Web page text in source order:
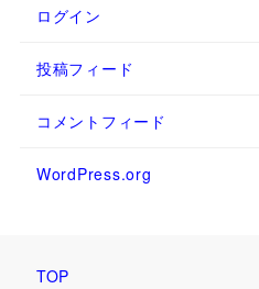
ログイン
投稿フィード
コメントフィード
WordPress.org
TOP